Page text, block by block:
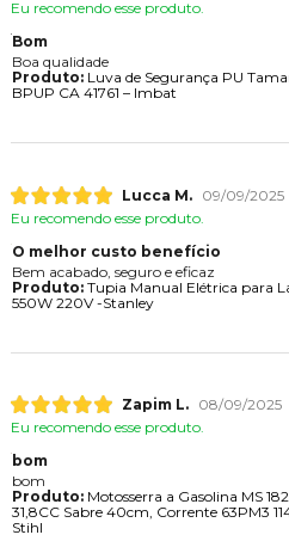
Eu recomendo esse produto.
Bom
Boa qualidade
Produto:Luva de Segurança PU
BPUP CA 41761 – Imbat
Lucca M.
09/09/2025
Eu recomendo esse produto.
O melhor custo benefício
Bem acabado, seguro e eficaz
Produto:Tupia Manual Elétrica para
550W 220V -Stanley
Zapim L.
08/09/2025
Eu recomendo esse produto.
bom
bom
Produto:Motosserra a Gasolina MS
31,8CC Sabre 40cm, Corrente 63PM3
Stihl